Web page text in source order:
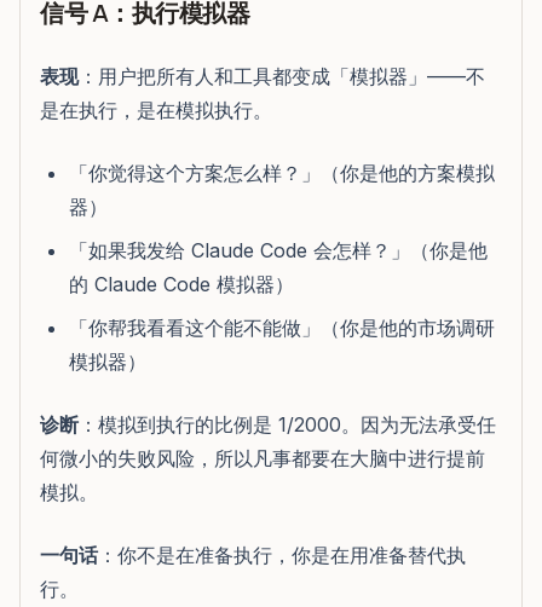
信号 A：执行模拟器
表现：用户把所有人和工具都变成「模拟器」——不
是在执行，是在模拟执行。
「你觉得这个方案怎么样？」（你是他的方案模拟
器）
「如果我发给 Claude Code 会怎样？」（你是他
的 Claude Code 模拟器）
「你帮我看看这个能不能做」（你是他的市场调研
模拟器）
诊断 ：模拟到执行的比例是 1/2000。因为无法承受任
何微小的失败风险，所以凡事都要在大脑中进行提前
模拟。
一句话：你不是在准备执行，你是在用准备替代执
行。